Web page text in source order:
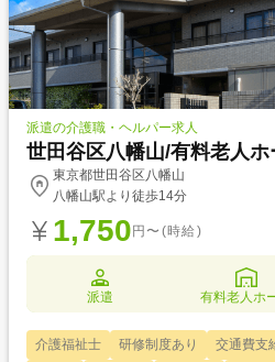
派遣の介護職・ヘルパー求人
世田谷区八幡山/有料老人
東京都世田谷区八幡山
八幡山駅より徒歩14分
1,750 円〜(時給)
派遣 有料老人ホ
介護福祉士 研修制度あり 交通費支